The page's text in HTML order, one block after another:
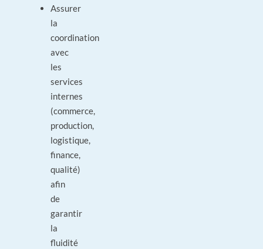
Assurer
la
coordination
avec
les
services
internes
(commerce,
production,
logistique,
finance,
qualité)
afin
de
garantir
la
fluidité